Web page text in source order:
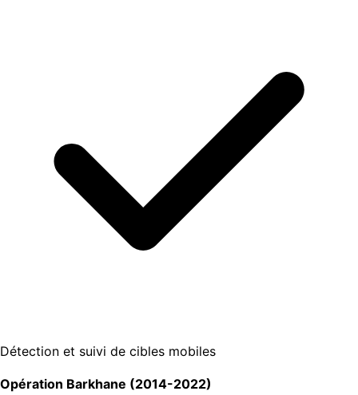
Détection et suivi de cibles mobiles
Opération Barkhane (2014-2022)